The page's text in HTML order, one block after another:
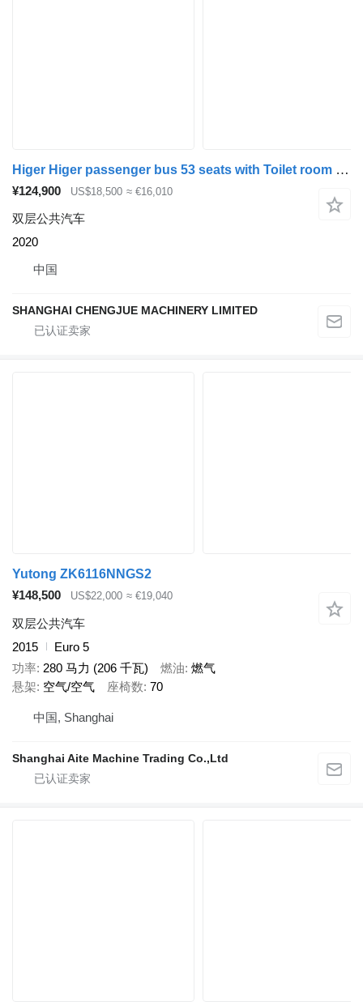
Higer Higer passenger bus 53 seats with Toilet room and Yutong 51 seat
¥124,900 US$18,500 ≈ €16,010
双层公共汽车
2020
中国
SHANGHAI CHENGJUE MACHINERY LIMITED
Yutong ZK6116NNGS2
¥148,500
US$22,000 ≈ €19,040
双层公共汽车
2015
Euro 5
功率 280 马力 (206 千瓦) 燃油 燃气
悬架 空气/空气 座椅数 70
中国, Shanghai
Shanghai Aite Machine Trading Co.,Ltd